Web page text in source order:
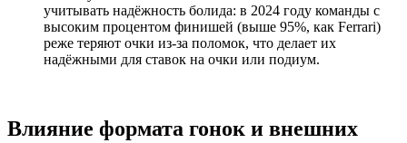
учитывать надёжность болида: в 2024 году команды с
высоким процентом финишей (выше 95%, как Ferrari)
реже теряют очки из-за поломок, что делает их
надёжными для ставок на очки или подиум.
Влияние формата гонок и внешних